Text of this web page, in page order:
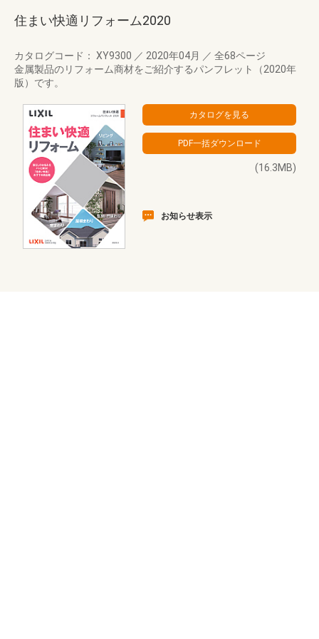
住まい快適リフォーム2020
カタログコード： XY9300 ／ 2020年04月 ／ 全68ページ
金属製品のリフォーム商材をご紹介するパンフレット（2020年
版）です。
(16.3MB)
お知らせ表示